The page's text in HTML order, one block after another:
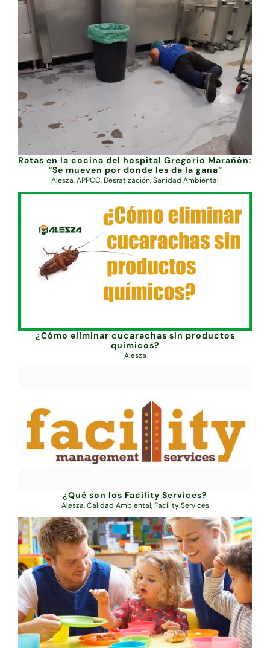
Ratas en la cocina del hospital Gregorio Marañón:
“Se mueven por donde les da la gana”
Alesza,APPCC,Desratización,Sanidad Ambiental
¿Cómo eliminar cucarachas sin productos
químicos?
Alesza
¿Qué son los Facility Services?
Alesza,Calidad Ambiental,Facility Services